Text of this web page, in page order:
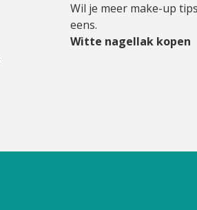
Wil je meer make-up
eens.
Witte nagellak kopen